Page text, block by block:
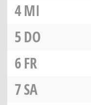
4MI
5DO
6FR
7SA